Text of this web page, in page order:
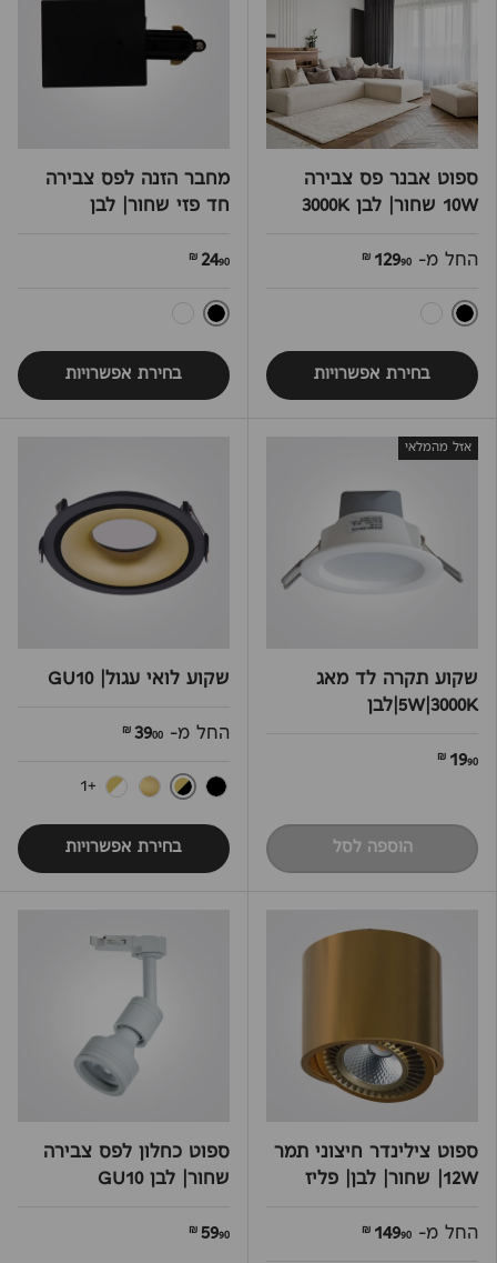
ספוט אבנר פס צבירה
10W שחור| לבן 3000K
החל מ- 12990 ₪
בחירת אפשרויות
מחבר הזנה לפס צבירה
חד פזי שחור| לבן
2490 ₪
בחירת אפשרויות
אזל מהמלאי
שקוע תקרה לד מאג
5W|3000K|לבן
1990 ₪
הוספה לסל
שקוע לואי עגול| GU10
החל מ- 3900 ₪
+1
בחירת אפשרויות
ספוט צילינדר חיצוני תמר
12W| שחור| לבן| פליז
החל מ- 14990 ₪
ספוט כחלון לפס צבירה
שחור| לבן GU10
5990 ₪